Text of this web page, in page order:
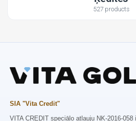
527 products
SIA "Vita Credit"
VITA CREDIT speciālo atļauju NK-2016-058